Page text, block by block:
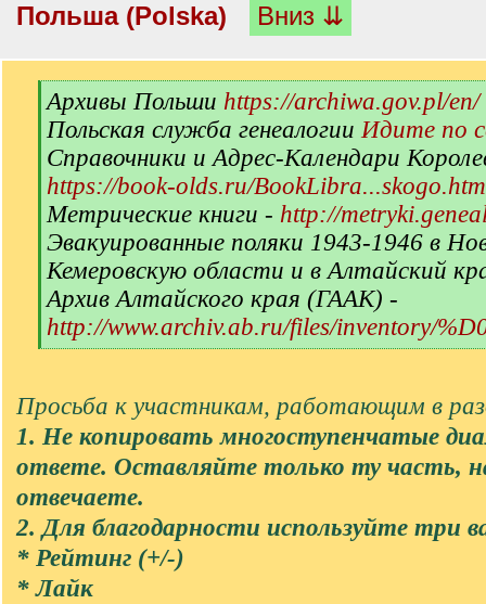
Польша (Polska)
Вниз ⇊
q
]
Архивы Польши https://archiwa.gov.pl/en/
Польская служба генеалогииИдите по
Справочники и Адрес-Календари
https://book-olds.ru/
Метрические книги - http://
Эвакуированные поляки 1943-1946 в
Кемеровскую области и в Алтайский
Архив Алтайского края (ГААК) -
http://www.archiv.ab.ru/files/inventory/
[
]
Просьба к участникам, работающим в
1. Не копировать многоступенчатые
ответе. Оставляйте только ту часть,
отвечаете.
2. Для благодарности используйте три
* Рейтинг (+/-)
* Лайк